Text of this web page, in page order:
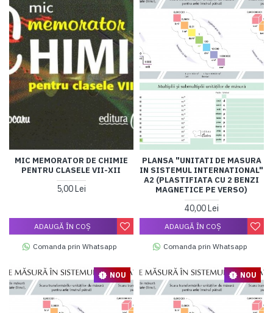
MIC MEMORATOR DE CHIMIE
PENTRU CLASELE VII-XII
5,00 Lei
ADAUGĂ ÎN COŞ
Comanda prin Whatsapp
PLANSA "UNITATI DE MASURA
IN SISTEMUL INTERNATIONAL"
A2 (PLASTIFIATA CU 2 BENZI
MAGNETICE PE VERSO)
40,00 Lei
ADAUGĂ ÎN COŞ
Comanda prin Whatsapp
NOU NOU